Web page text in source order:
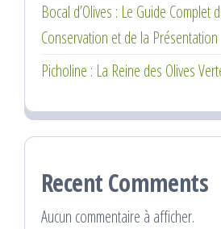
Bocal d’Olives : Le Guide Complet
Conservation et de la Présentation
Picholine : La Reine des Olives
Recent Comments
Aucun commentaire à afficher.